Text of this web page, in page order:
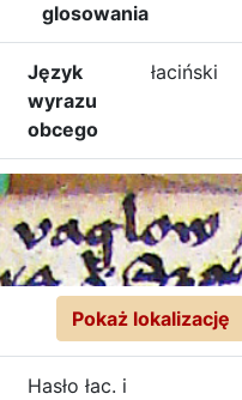
glosowania
Język
wyrazu
obcego
łaciński
Pokaż lokalizację
Hasło łac. i